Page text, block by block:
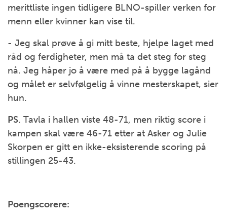
merittliste ingen tidligere BLNO-spiller verken for
menn eller kvinner kan vise til.
- Jeg skal prøve å gi mitt beste, hjelpe laget med
råd og ferdigheter, men må ta det steg for steg
nå. Jeg håper jo å være med på å bygge lagånd
og målet er selvfølgelig å vinne mesterskapet, sier
hun.
PS. Tavla i hallen viste 48-71, men riktig score i
kampen skal være 46-71 etter at Asker og Julie
Skorpen er gitt en ikke-eksisterende scoring på
stillingen 25-43.
Poengscorere: